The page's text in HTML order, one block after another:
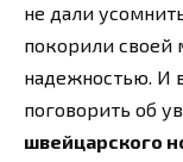
не дали
покорили своей
надежностью. И
поговорить об
швейцарского